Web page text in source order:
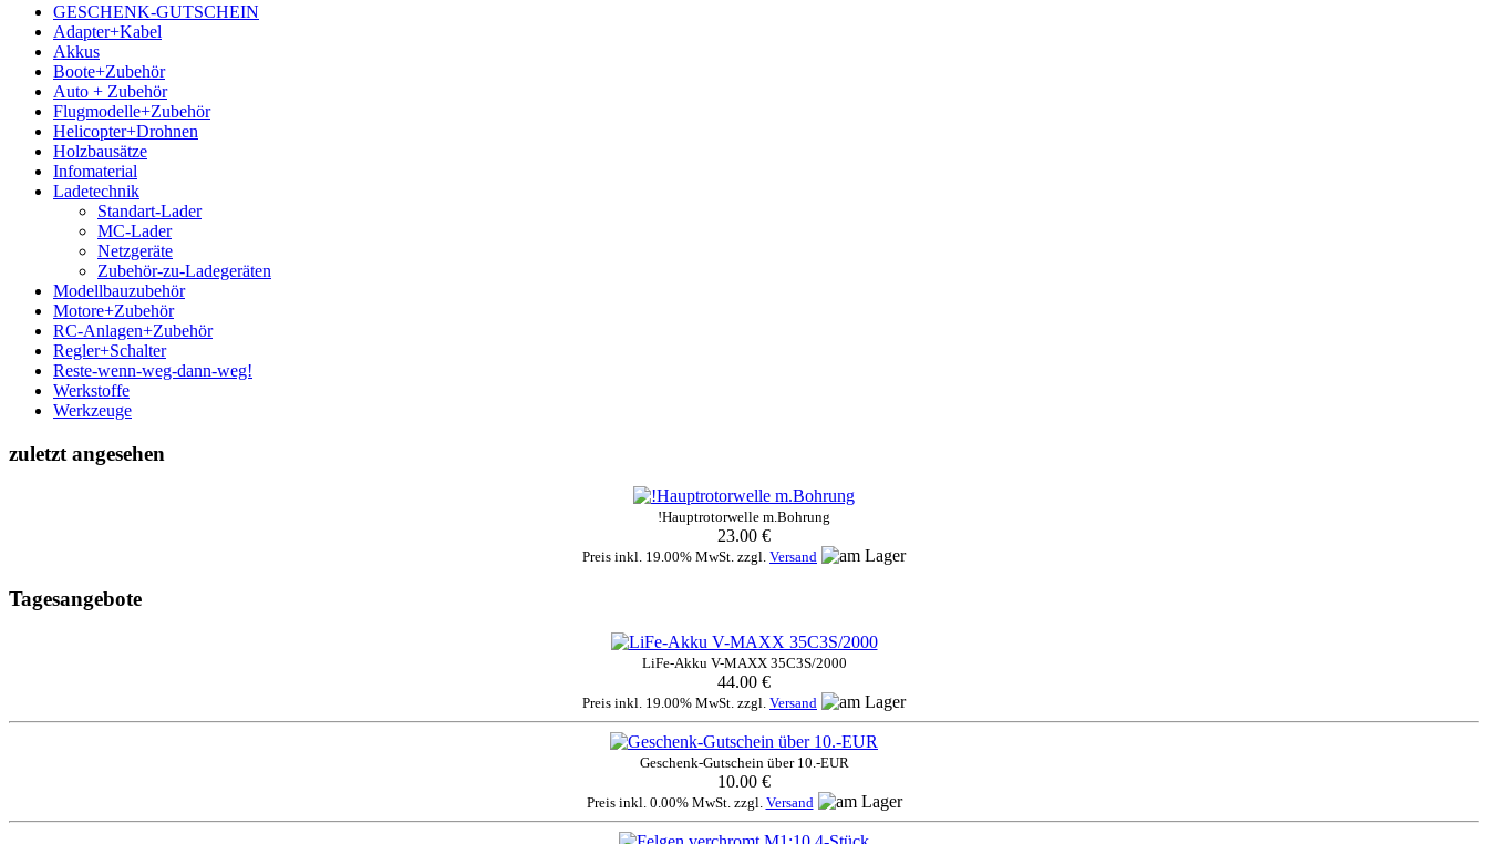
GESCHENK-GUTSCHEIN
Adapter+Kabel
Akkus
Boote+Zubehör
Auto + Zubehör
Flugmodelle+Zubehör
Helicopter+Drohnen
Holzbausätze
Infomaterial
Ladetechnik
Standart-Lader
MC-Lader
Netzgeräte
Zubehör-zu-Ladegeräten
Modellbauzubehör
Motore+Zubehör
RC-Anlagen+Zubehör
Regler+Schalter
Reste-wenn-weg-dann-weg!
Werkstoffe
Werkzeuge
zuletzt angesehen
!Hauptrotorwelle m.Bohrung
23.00 €
Preis inkl. 19.00% MwSt. zzgl. Versand
Tagesangebote
LiFe-Akku V-MAXX 35C3S/2000
44.00 €
Preis inkl. 19.00% MwSt. zzgl. Versand
Geschenk-Gutschein über 10.-EUR
10.00 €
Preis inkl. 0.00% MwSt. zzgl. Versand